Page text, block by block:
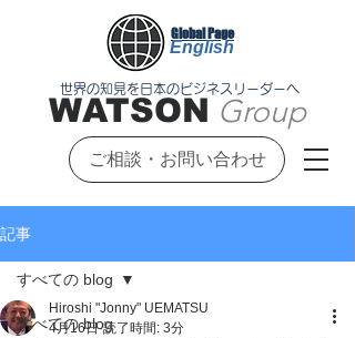
世界の知見を日本のビジネスリーダーへ
WATSON Group
Global Page
English
ご相談・お問い合わせ
記事
すべての blog
すべての blog
Hiroshi "Jonny" UEMATSU
4月16日 読了時間: 3分